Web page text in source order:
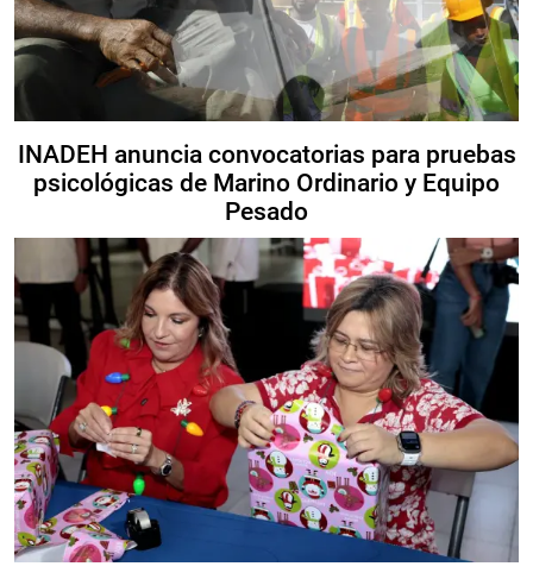
INADEH anuncia convocatorias para pruebas
psicológicas de Marino Ordinario y Equipo
Pesado